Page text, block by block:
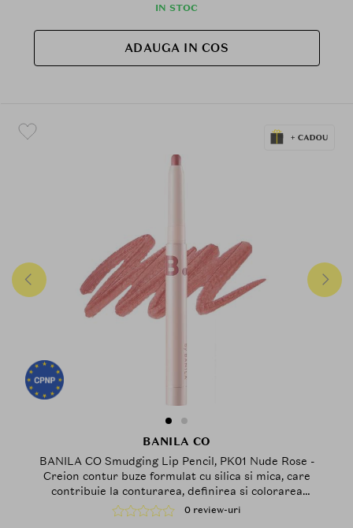
IN STOC
ADAUGA IN COS
BANILA CO
BANILA CO Smudging Lip Pencil, PK01 Nude Rose -
Creion contur buze formulat cu silica si mica, care
contribuie la conturarea, definirea si colorarea
buzelor cu finisaj mat, fin si usor difuz
0 review-uri